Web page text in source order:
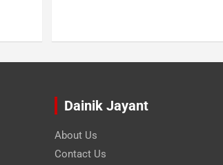
Dainik Jayant
About Us
Contact Us